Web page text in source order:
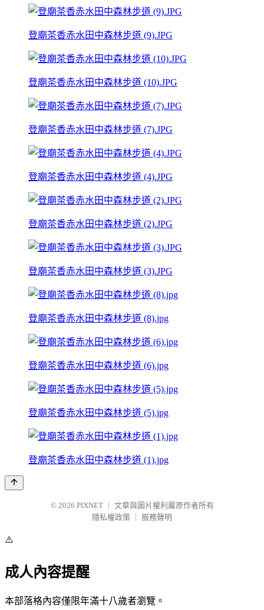
登廟茶香赤水田中森林步道 (9).JPG
登廟茶香赤水田中森林步道 (10).JPG
登廟茶香赤水田中森林步道 (7).JPG
登廟茶香赤水田中森林步道 (4).JPG
登廟茶香赤水田中森林步道 (2).JPG
登廟茶香赤水田中森林步道 (3).JPG
登廟茶香赤水田中森林步道 (8).jpg
登廟茶香赤水田中森林步道 (6).jpg
登廟茶香赤水田中森林步道 (5).jpg
登廟茶香赤水田中森林步道 (1).jpg
© 2026 PIXNET
文章與圖片權利屬原作者所有
隱私權政策
服務聲明
⚠️
成人內容提醒
本部落格內容僅限年滿十八歲者瀏覽。